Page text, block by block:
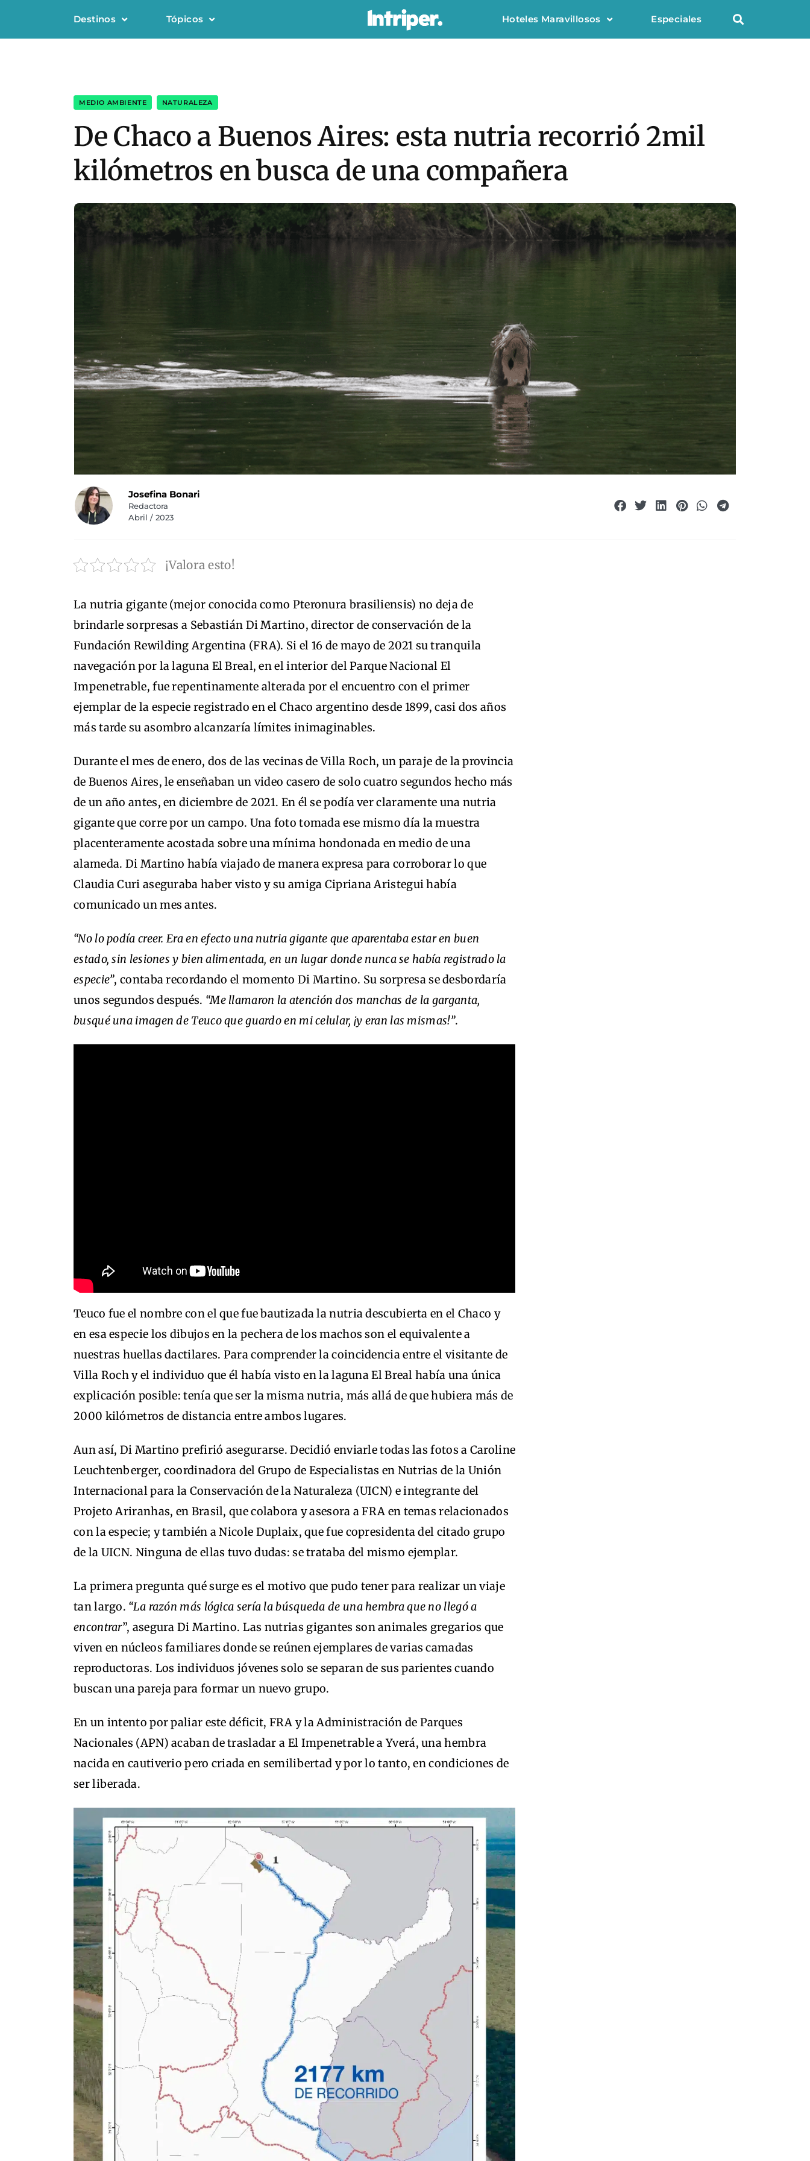
Destinos Tópicos Hoteles Maravillosos Especiales
MEDIO AMBIENTE NATURALEZA
De Chaco a Buenos Aires: esta nutria recorrió 2mil
kilómetros en busca de una compañera
Josefina Bonari
Redactora
Abril / 2023
¡Valora esto!
La nutria gigante (mejor conocida como Pteronura brasiliensis) no deja de
brindarle sorpresas a Sebastián Di Martino, director de conservación de la
Fundación Rewilding Argentina (FRA). Si el 16 de mayo de 2021 su tranquila
navegación por la laguna El Breal, en el interior del Parque Nacional El
Impenetrable, fue repentinamente alterada por el encuentro con el primer
ejemplar de la especie registrado en el Chaco argentino desde 1899, casi dos años
más tarde su asombro alcanzaría límites inimaginables.
Durante el mes de enero, dos de las vecinas de Villa Roch, un paraje de la provincia
de Buenos Aires, le enseñaban un video casero de solo cuatro segundos hecho más
de un año antes, en diciembre de 2021. En él se podía ver claramente una nutria
gigante que corre por un campo. Una foto tomada ese mismo día la muestra
placenteramente acostada sobre una mínima hondonada en medio de una
alameda. Di Martino había viajado de manera expresa para corroborar lo que
Claudia Curi aseguraba haber visto y su amiga Cipriana Aristegui había
comunicado un mes antes.
“No lo podía creer. Era en efecto una nutria gigante que aparentaba estar en buen
estado, sin lesiones y bien alimentada, en un lugar donde nunca se había registrado la
especie”, contaba recordando el momento Di Martino. Su sorpresa se desbordaría
unos segundos después. “Me llamaron la atención dos manchas de la garganta,
busqué una imagen de Teuco que guardo en mi celular, ¡y eran las mismas!”.
Teuco fue el nombre con el que fue bautizada la nutria descubierta en el Chaco y
en esa especie los dibujos en la pechera de los machos son el equivalente a
nuestras huellas dactilares. Para comprender la coincidencia entre el visitante de
Villa Roch y el individuo que él había visto en la laguna El Breal había una única
explicación posible: tenía que ser la misma nutria, más allá de que hubiera más de
2000 kilómetros de distancia entre ambos lugares.
Aun así, Di Martino prefirió asegurarse. Decidió enviarle todas las fotos a Caroline
Leuchtenberger, coordinadora del Grupo de Especialistas en Nutrias de la Unión
Internacional para la Conservación de la Naturaleza (UICN) e integrante del
Projeto Ariranhas, en Brasil, que colabora y asesora a FRA en temas relacionados
con la especie; y también a Nicole Duplaix, que fue copresidenta del citado grupo
de la UICN. Ninguna de ellas tuvo dudas: se trataba del mismo ejemplar.
La primera pregunta qué surge es el motivo que pudo tener para realizar un viaje
tan largo. “La razón más lógica sería la búsqueda de una hembra que no llegó a
encontrar”, asegura Di Martino. Las nutrias gigantes son animales gregarios que
viven en núcleos familiares donde se reúnen ejemplares de varias camadas
reproductoras. Los individuos jóvenes solo se separan de sus parientes cuando
buscan una pareja para formar un nuevo grupo.
En un intento por paliar este déficit, FRA y la Administración de Parques
Nacionales (APN) acaban de trasladar a El Impenetrable a Yverá, una hembra
nacida en cautiverio pero criada en semilibertad y por lo tanto, en condiciones de
ser liberada.